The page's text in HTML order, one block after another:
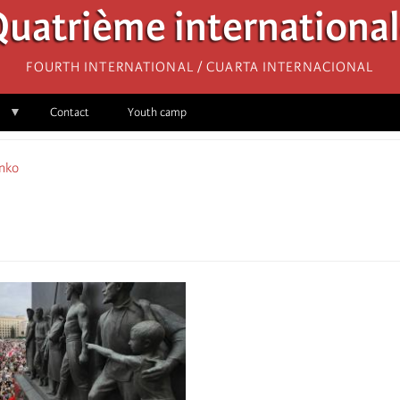
Fourth International / Cuarta Internacional
Contact Youth camp